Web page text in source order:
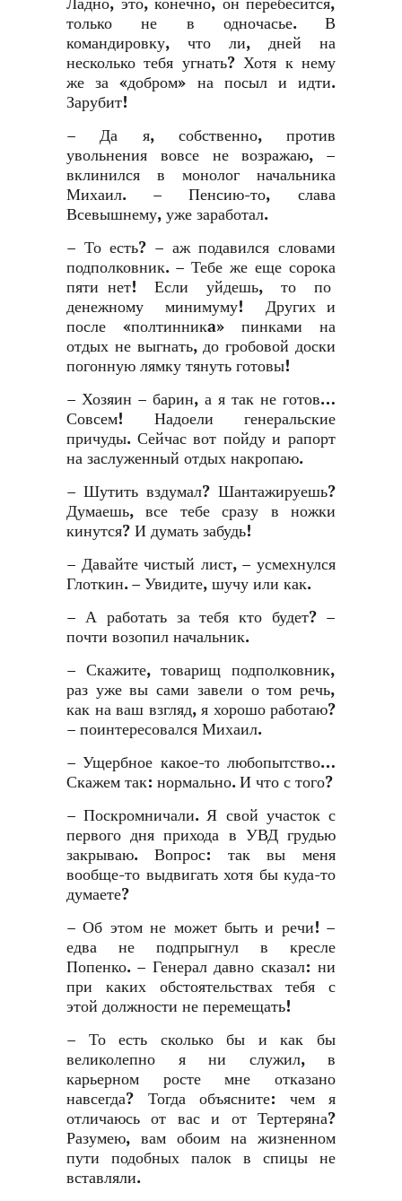
Ладно, это, конечно, он перебесится,
только не в одночасье. В
командировку, что ли, дней на
несколько тебя угнать? Хотя к нему
же за «добром» на посыл и идти.
Зарубит!
– Да я, собственно, против
увольнения вовсе не возражаю, –
вклинился в монолог начальника
Михаил. – Пенсию-то, слава
Всевышнему, уже заработал.
– То есть? – аж подавился словами
подполковник. – Тебе же еще сорока
пяти нет! Если уйдешь, то по
денежному минимуму! Других и
после «полтинникa» пинками на
отдых не выгнать, до гробовой доски
погонную лямку тянуть готовы!
– Хозяин – барин, а я так не готов…
Совсем! Надоели генеральские
причуды. Сейчас вот пойду и рапорт
на заслуженный отдых накропаю.
– Шутить вздумал? Шантажируешь?
Думаешь, все тебе сразу в ножки
кинутся? И думать забудь!
– Давайте чистый лист, – усмехнулся
Глоткин. – Увидите, шучу или как.
– А работать за тебя кто будет? –
почти возопил начальник.
– Скажите, товарищ подполковник,
раз уже вы сами завели о том речь,
как на ваш взгляд, я хорошо работаю?
– поинтересовался Михаил.
– Ущербное какое-то любопытство…
Скажем так: нормально. И что с того?
– Поскромничали. Я свой участок с
первого дня прихода в УВД грудью
закрываю. Вопрос: так вы меня
вообще-то выдвигать хотя бы куда-то
думаете?
– Об этом не может быть и речи! –
едва не подпрыгнул в кресле
Попенко. – Генерал давно сказал: ни
при каких обстоятельствах тебя с
этой должности не перемещать!
– То есть сколько бы и как бы
великолепно я ни служил, в
карьерном росте мне отказано
навсегда? Тогда объясните: чем я
отличаюсь от вас и от Тертеряна?
Разумею, вам обоим на жизненном
пути подобных палок в спицы не
вставляли.